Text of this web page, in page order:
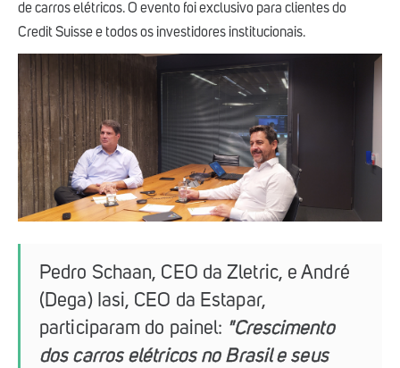
de carros elétricos. O evento foi exclusivo para clientes do
Credit Suisse e todos os investidores institucionais.
Pedro Schaan, CEO da Zletric, e André
(Dega) Iasi, CEO da Estapar,
participaram do painel: "Crescimento
dos carros elétricos no Brasil e seus